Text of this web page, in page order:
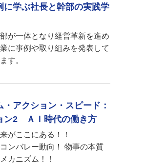
に学ぶ社長と幹部の実践学
が一体となり経営革新を進め
に事例や取り組みを発表して
す。
・アクション・スピード：
ン2 ＡＩ時代の働き方
がここにある！！
ンバレー動向！ 物事の本質
カニズム！！